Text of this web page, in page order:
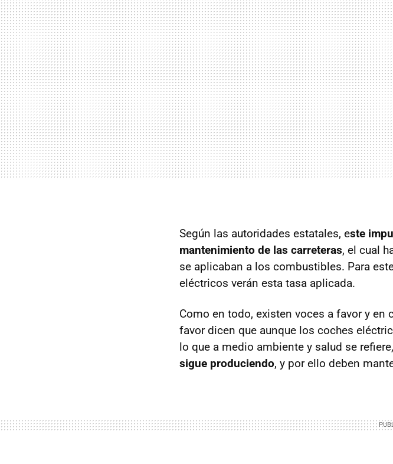
Según las autoridades estatales, este
mantenimiento de las carreteras, el cual
se aplicaban a los combustibles. Para
eléctricos verán esta tasa aplicada.
Como en todo, existen voces a favor y
favor dicen que aunque los coches
lo que a medio ambiente y salud se refiere,
sigue produciendo, y por ello deben